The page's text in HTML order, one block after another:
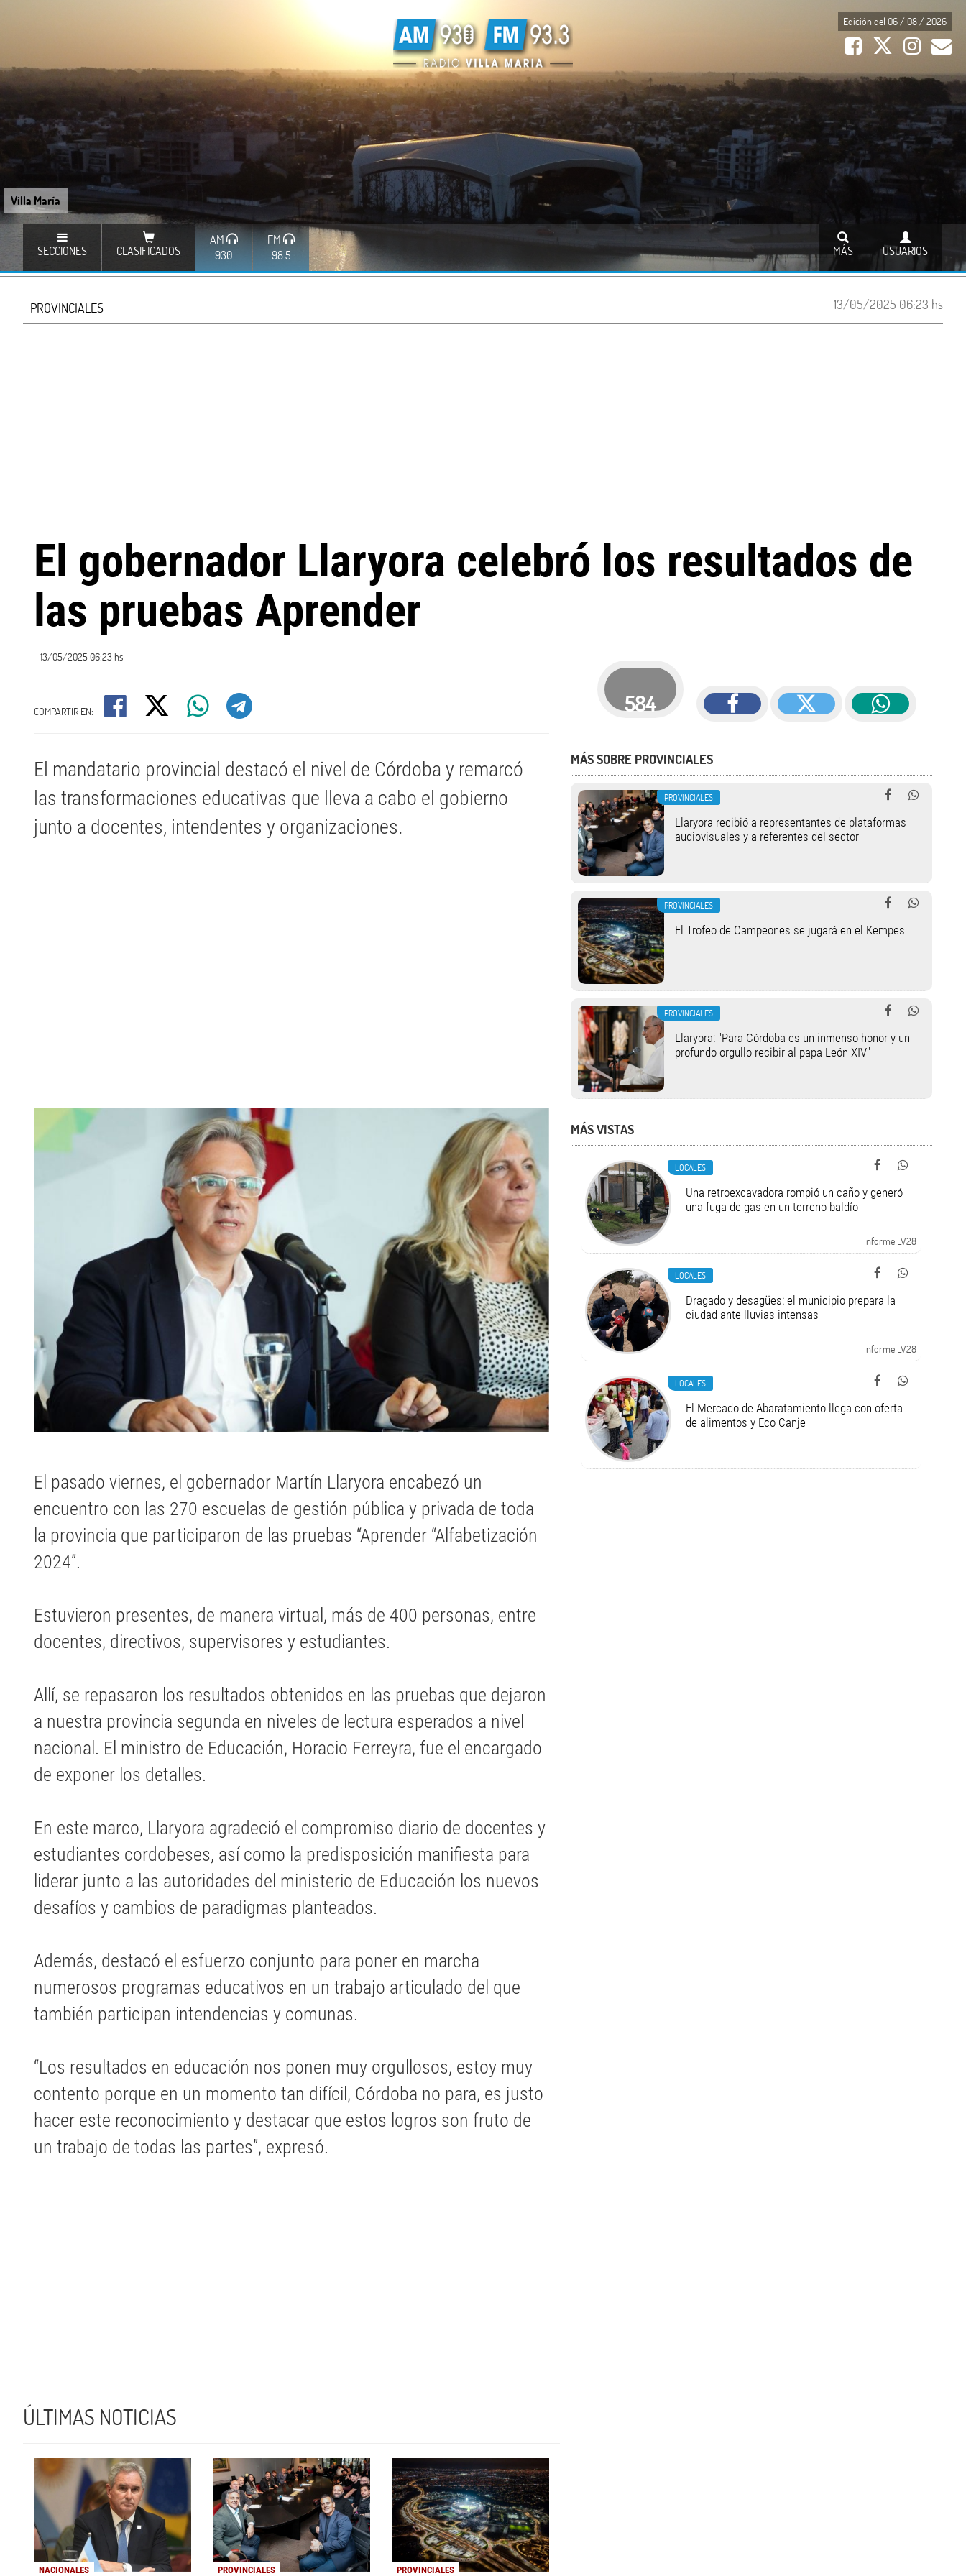
Villa María
Edición del 06 / 08 / 2026
SECCIONES CLASIFICADOS
AM
930
FM
98.5
USUARIOS
MÁS
13/05/2025 06:23 hs
PROVINCIALES
El gobernador Llaryora celebró los resultados de
las pruebas Aprender
- 13/05/2025 06:23 hs
COMPARTIR EN:
El mandatario provincial destacó el nivel de Córdoba y remarcó
las transformaciones educativas que lleva a cabo el gobierno
junto a docentes, intendentes y organizaciones.
El pasado viernes, el gobernador Martín Llaryora encabezó un
encuentro con las 270 escuelas de gestión pública y privada de toda
la provincia que participaron de las pruebas “Aprender “Alfabetización
2024”.
Estuvieron presentes, de manera virtual, más de 400 personas, entre
docentes, directivos, supervisores y estudiantes.
Allí, se repasaron los resultados obtenidos en las pruebas que dejaron
a nuestra provincia segunda en niveles de lectura esperados a nivel
nacional. El ministro de Educación, Horacio Ferreyra, fue el encargado
de exponer los detalles.
En este marco, Llaryora agradeció el compromiso diario de docentes y
estudiantes cordobeses, así como la predisposición manifiesta para
liderar junto a las autoridades del ministerio de Educación los nuevos
desafíos y cambios de paradigmas planteados.
Además, destacó el esfuerzo conjunto para poner en marcha
numerosos programas educativos en un trabajo articulado del que
también participan intendencias y comunas.
“Los resultados en educación nos ponen muy orgullosos, estoy muy
contento porque en un momento tan difícil, Córdoba no para, es justo
hacer este reconocimiento y destacar que estos logros son fruto de
un trabajo de todas las partes”, expresó.
ÚLTIMAS NOTICIAS
NACIONALES PROVINCIALES PROVINCIALES
584
MÁS SOBRE PROVINCIALES
PROVINCIALES
Llaryora recibió a representantes de plataformas
audiovisuales y a referentes del sector
PROVINCIALES
El Trofeo de Campeones se jugará en el Kempes
PROVINCIALES
Llaryora: "Para Córdoba es un inmenso honor y un
profundo orgullo recibir al papa León XIV"
MÁS VISTAS
LOCALES
Una retroexcavadora rompió un caño y generó
una fuga de gas en un terreno baldío
Informe LV28
LOCALES
Dragado y desagües: el municipio prepara la
ciudad ante lluvias intensas
Informe LV28
LOCALES
El Mercado de Abaratamiento llega con oferta
de alimentos y Eco Canje